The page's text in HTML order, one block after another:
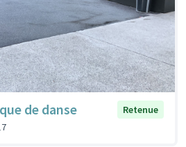
de danse
Retenue